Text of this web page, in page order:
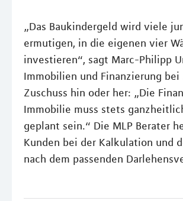
„Das Baukindergeld wird viele
ermutigen, in die eigenen vier
investieren“, sagt Marc-Philipp
Immobilien und Finanzierung bei
Zuschuss hin oder her: „Die
Immobilie muss stets
geplant sein.“ Die MLP Berater
Kunden bei der Kalkulation und
nach dem passenden